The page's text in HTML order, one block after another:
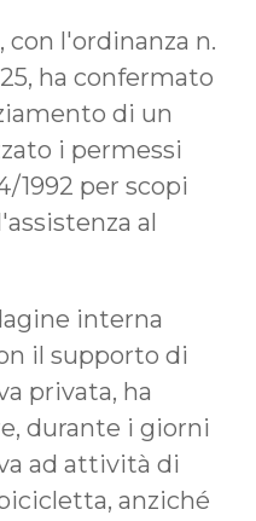
con l'ordinanza n.
ha confermato
di un
i permessi
1992 per scopi
al
interna
il supporto di
privata, ha
durante i giorni
ad attività di
anziché